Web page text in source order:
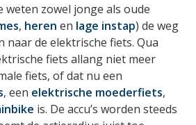
weten zowel jonge als oude
, heren en lage instap) de weg
naar de elektrische fiets. Qua
fiets allang niet meer
fiets, of dat nu een
, een elektrische moederfiets,
is. De accu’s worden steeds